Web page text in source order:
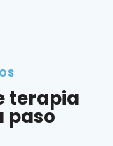
terapia
paso